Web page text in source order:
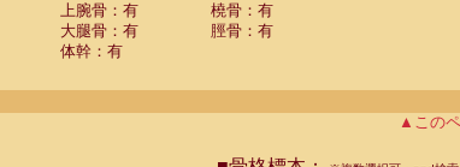
上腕骨：有
橈骨：有
大腿骨：有
脛骨：有
体幹：有
▲この